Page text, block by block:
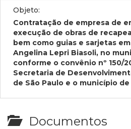
Objeto:
Contratação de empresa de
execução de obras de
bem como guias e sarjetas
Angelina Lepri Biasoli, no
conforme o convênio nº 150/
Secretaria de
de São Paulo e o município de
Documentos